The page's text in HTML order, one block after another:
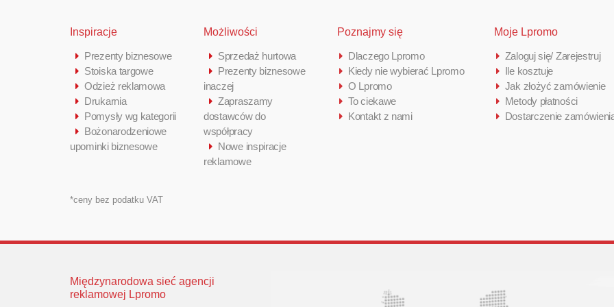
Inspiracje
Prezenty biznesowe
Stoiska targowe
Odzież reklamowa
Drukarnia
Pomysły wg kategorii
Bożonarodzeniowe
upominki biznesowe
*ceny bez podatku VAT
Możliwości
Sprzedaż hurtowa
Prezenty biznesowe
inaczej
Zapraszamy
dostawców do
współpracy
Nowe inspiracje
reklamowe
Poznajmy się
Dlaczego Lpromo
Kiedy nie wybierać Lpromo
O Lpromo
To ciekawe
Kontakt z nami
Moje Lpromo
Zaloguj się/ Zarejestruj
Ile kosztuje
Jak złożyć zamówienie
Metody płatności
Dostarczenie
Międzynarodowa sieć agencji
reklamowej Lpromo